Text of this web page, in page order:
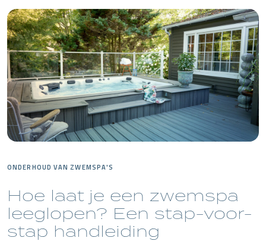
ONDERHOUD VAN ZWEMSPA'S
Hoe laat je een zwemspa
leeglopen? Een stap-voor-
stap handleiding